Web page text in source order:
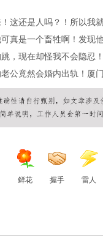
这还是人吗？！所以我
真是一个畜牲啊！发
，现在却怪我不会隐忍
公竟然会婚内出轨！ 厦
鲜花 握手 雷人